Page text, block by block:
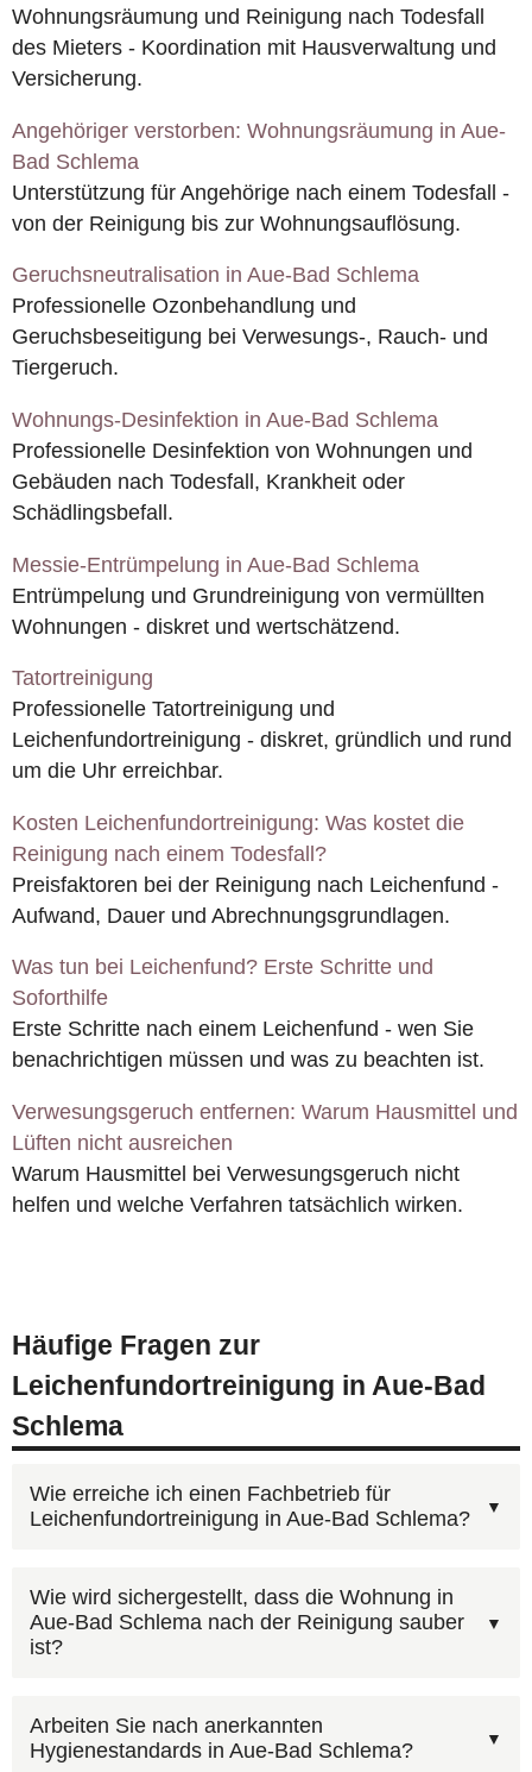
Wohnungsräumung und Reinigung nach Todesfall
des Mieters - Koordination mit Hausverwaltung und
Versicherung.
Angehöriger verstorben: Wohnungsräumung in Aue-
Bad Schlema
Unterstützung für Angehörige nach einem Todesfall -
von der Reinigung bis zur Wohnungsauflösung.
Geruchsneutralisation in Aue-Bad Schlema
Professionelle Ozonbehandlung und
Geruchsbeseitigung bei Verwesungs-, Rauch- und
Tiergeruch.
Wohnungs-Desinfektion in Aue-Bad Schlema
Professionelle Desinfektion von Wohnungen und
Gebäuden nach Todesfall, Krankheit oder
Schädlingsbefall.
Messie-Entrümpelung in Aue-Bad Schlema
Entrümpelung und Grundreinigung von vermüllten
Wohnungen - diskret und wertschätzend.
Tatortreinigung
Professionelle Tatortreinigung und
Leichenfundortreinigung - diskret, gründlich und rund
um die Uhr erreichbar.
Kosten Leichenfundortreinigung: Was kostet die
Reinigung nach einem Todesfall?
Preisfaktoren bei der Reinigung nach Leichenfund -
Aufwand, Dauer und Abrechnungsgrundlagen.
Was tun bei Leichenfund? Erste Schritte und
Soforthilfe
Erste Schritte nach einem Leichenfund - wen Sie
benachrichtigen müssen und was zu beachten ist.
Verwesungsgeruch entfernen: Warum Hausmittel und
Lüften nicht ausreichen
Warum Hausmittel bei Verwesungsgeruch nicht
helfen und welche Verfahren tatsächlich wirken.
Häufige Fragen zur
Leichenfundortreinigung in Aue-Bad
Schlema
Wie erreiche ich einen Fachbetrieb für
Leichenfundortreinigung in Aue-Bad Schlema?
Kontaktieren Sie AST Deutschland unter
0800 6003005— kostenfrei und rund um die Uhr.
Nach Ihrem Anruf erhalten Sie zeitnah einen
Leichenfundortreinigung in Aue-Bad Schlema.
Wie wird sichergestellt, dass die Wohnung in
Aue-Bad Schlema nach der Reinigung sauber
ist?
Ja, nach einer professionellen
Leichenfundortreinigung ist die Wohnung in Aue-
Arbeiten Sie nach anerkannten
Hygienestandards in Aue-Bad Schlema?